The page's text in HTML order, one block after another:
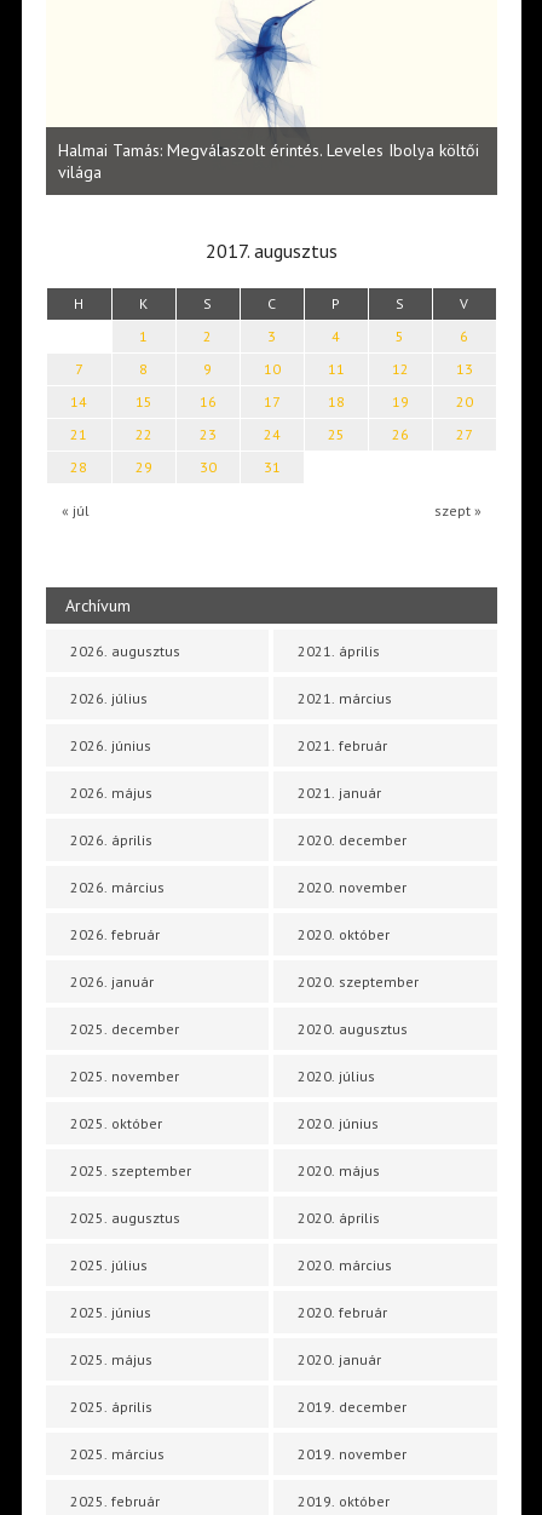
Lakatos Fleisz Katalin: Vasárnap délután Sárszegen
2017. augusztus
H K S C P S V
« júl szept »
1 2 3 4 5
6
7
8 9 10 11 12
13
14
15 16 17 18 19
20
21
22 23 24 25 26
27
28
29 30 31
Archívum
2026. augusztus
2026. július
2026. június
2026. május
2026. április
2026. március
2026. február
2026. január
2025. december
2025. november
2025. október
2025. szeptember
2025. augusztus
2025. július
2025. június
2025. május
2025. április
2025. március
2025. február
2021. április
2021. március
2021. február
2021. január
2020. december
2020. november
2020. október
2020. szeptember
2020. augusztus
2020. július
2020. június
2020. május
2020. április
2020. március
2020. február
2020. január
2019. december
2019. november
2019. október